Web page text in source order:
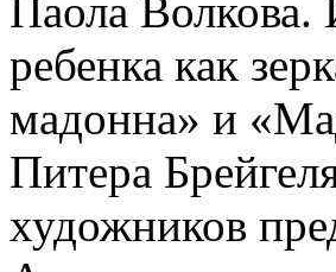
Паола Волкова.
ребенка как
мадонна» и
Питера
художников